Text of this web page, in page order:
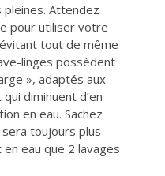
pleines. Attendez
pour utiliser votre
tout de même
linges possèdent
», adaptés aux
diminuent d’en
en eau. Sachez
sera toujours plus
eau que 2 lavages